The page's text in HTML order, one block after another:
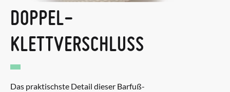
DOPPEL-
KLETTVERSCHLUSS
Das praktischste Detail dieser Barfuß-